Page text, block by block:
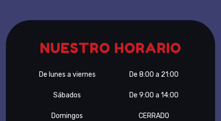
NUESTRO HORARIO
De lunes a viernes
Sábados
Domingos
De 8:00 a 21:00
De 9:00 a 14:00
CERRADO